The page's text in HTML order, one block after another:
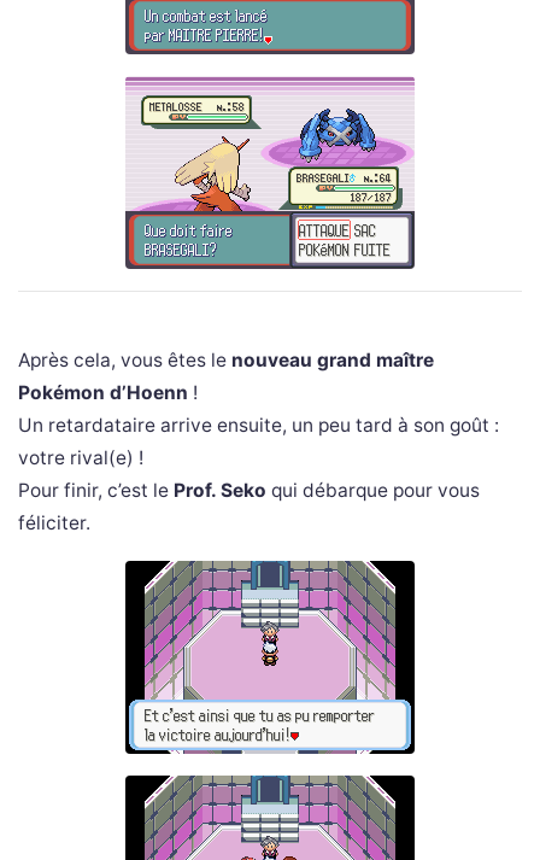
Après cela, vous êtes le nouveau grand maître
Pokémon d’Hoenn !
Un retardataire arrive ensuite, un peu tard à son goût :
votre rival(e) !
Pour finir, c’est le Prof. Seko qui débarque pour vous
féliciter.